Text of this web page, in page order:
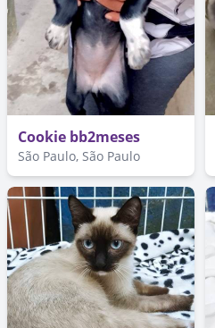
Cookie bb2meses
São Paulo, São Paulo